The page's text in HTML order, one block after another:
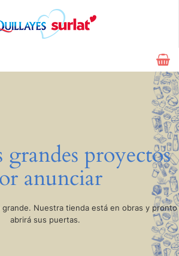
grandes proyectos
anunciar
Nuestra tienda está en obras y pronto
abrirá sus puertas.